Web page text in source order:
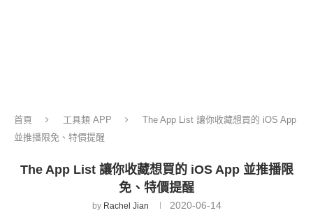
首頁 工具類 APP
The App List 讓你收藏想買的 iOS App
並推播限免、特價提醒
The App List 讓你收藏想買的 iOS App 並推播限
免、特價提醒
by Rachel Jian 2020-06-14